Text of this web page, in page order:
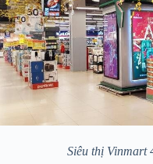
Siêu thị Vinmart